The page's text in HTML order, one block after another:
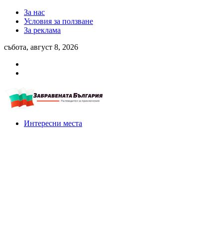
За нас
Условия за ползване
За реклама
събота, август 8, 2026
Интересни места